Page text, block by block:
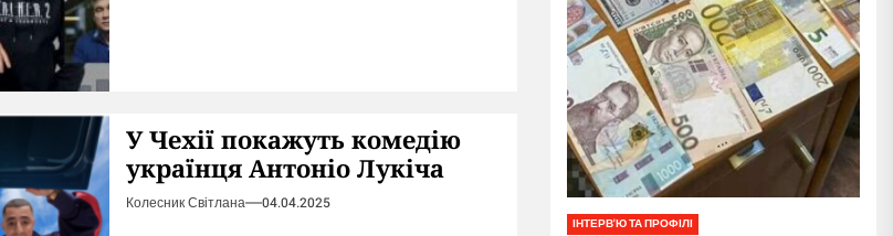
У Чехії покажуть комедію
українця Антоніо Лукіча
Колесник Світлана 04.04.2025
ІНТЕРВ'Ю ТА ПРОФІЛІ